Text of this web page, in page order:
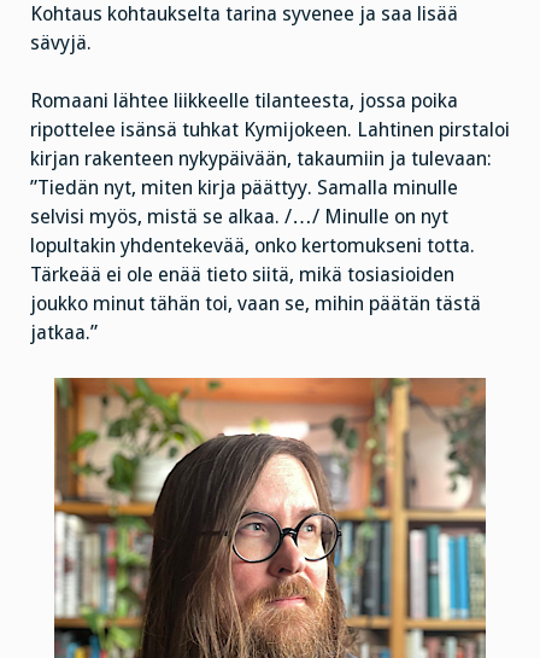
Kohtaus kohtaukselta tarina syvenee ja saa lisää
sävyjä.
Romaani lähtee liikkeelle tilanteesta, jossa poika
ripottelee isänsä tuhkat Kymijokeen. Lahtinen pirstaloi
kirjan rakenteen nykypäivään, takaumiin ja tulevaan:
”Tiedän nyt, miten kirja päättyy. Samalla minulle
selvisi myös, mistä se alkaa. /…/ Minulle on nyt
lopultakin yhdentekevää, onko kertomukseni totta.
Tärkeää ei ole enää tieto siitä, mikä tosiasioiden
joukko minut tähän toi, vaan se, mihin päätän tästä
jatkaa.”